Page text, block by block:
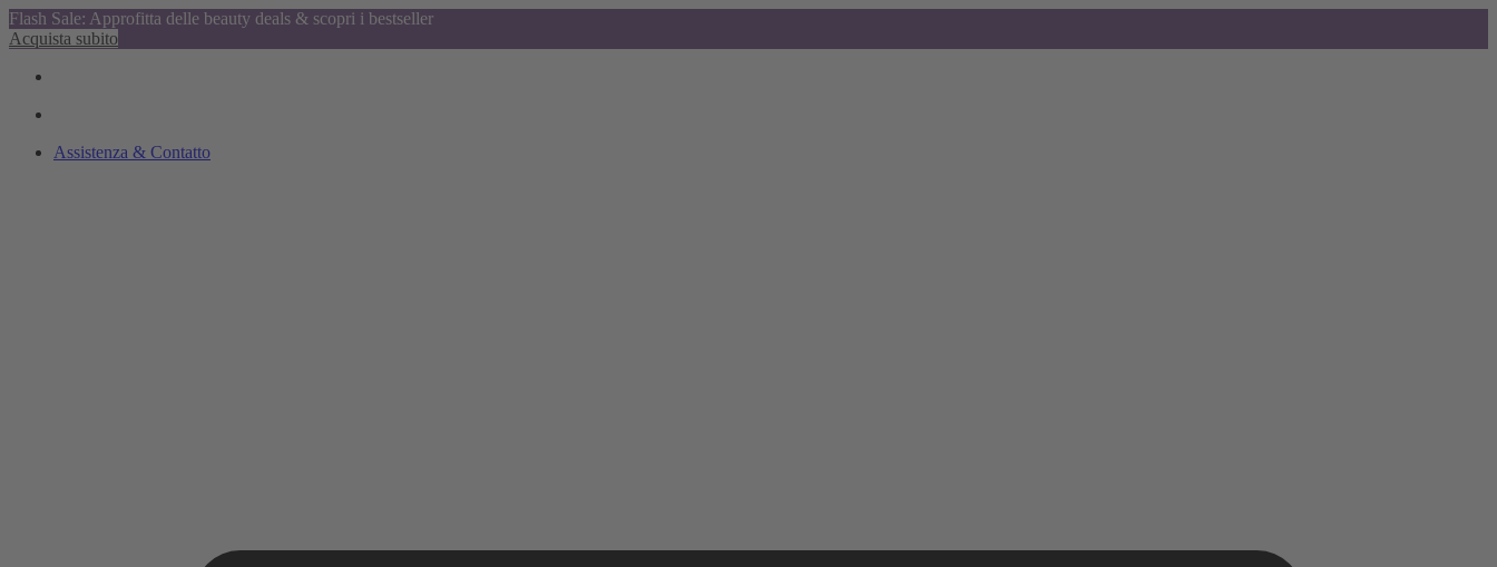
Flash Sale: Approfitta delle beauty deals & scopri i bestseller
Acquista subito
Assistenza & Contatto